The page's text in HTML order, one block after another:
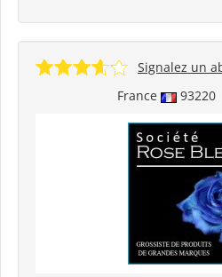
France 93220
Signalez un